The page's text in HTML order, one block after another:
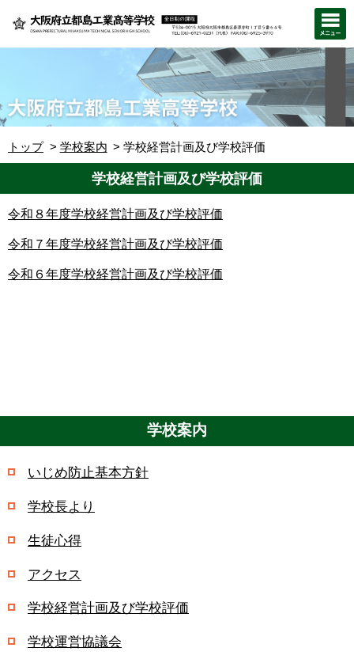
トップ 学校案内 学校経営計画及び学校評価
学校経営計画及び学校評価
令和８年度学校経営計画及び学校評価
令和７ 年度学校経営計画及び学校評価
令和６年度学校経営計画及び学校評価
学校案内
いじめ防止基本方針
学校長より
生徒心得
アクセス
学校経営計画及び学校評価
学校運営協議会